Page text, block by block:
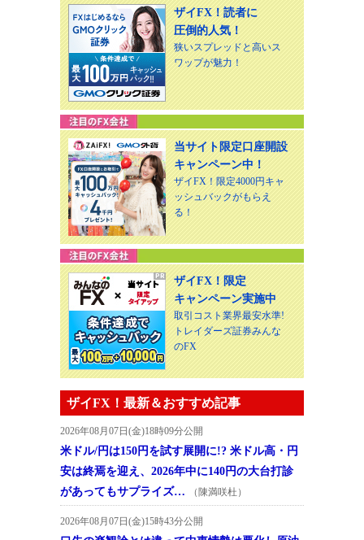
ザイFX！読者に
圧倒的人気！
狭いスプレッドと高いス
ワップが魅力！
当サイト限定口座開設
キャンペーン中！
ザイFX！限定4000円キャ
ッシュバックがもらえ
る！
ザイFX！限定
キャンペーン実施中
取引コスト業界最安水準!
トレイダーズ証券みんな
のFX
ザイFX！最新＆おすすめ記事
2026年08月07日(金)18時09分公開
米ドル/円は150円を試す展開に!? 米ドル高・円
安は終焉を迎え、2026年中に140円の大台打診
があってもサプライズ…
（陳満咲杜）
2026年08月07日(金)15時43分公開